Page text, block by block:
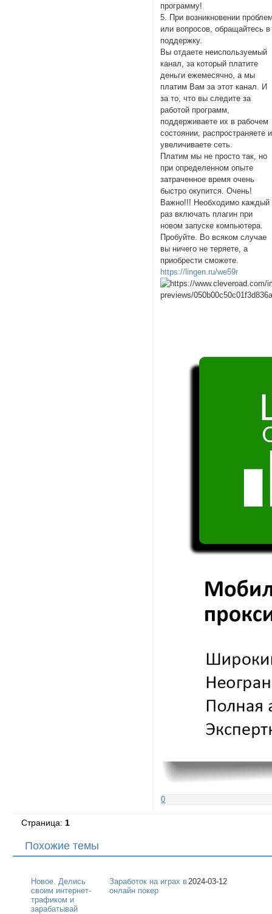
программу!
5. При возникновении
или вопросов, обращайтесь в
поддержку.
Вы отдаете неиспользуемый
канал, за который платите
деньги ежемесячно, а мы
платим Вам за этот канал. И
за то, что вы следите за
работой программ,
поддерживаете их в рабочем
состоянии, распространяете и
увеличиваете сеть.
Платим мы не просто так, но
при определенном опыте
затраченное время очень
быстро окупится. Очень!
Важно!!! Необходимо каждый
раз включать плагин при
новом запуске компьютера.
Пробуйте. Во всяком случае
вы ничего не теряете, а
приобрести сможете.
https://lingen.ru/we59r
0
Страница: 1
Похожие темы
Новое. Делись
своим интернет-
трафиком и
зарабатывай
Заработок на играх в
онлайн покер
2024-03-12